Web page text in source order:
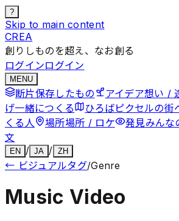
?
Skip to main content
CREA
創りしものを超え、なお創る
ログインログイン
MENU
断片保存したもの アイデア想い /
げ一緒につくる ひろばピクセルの街
くる人
場所場所 / ロケ 発見みんな
文
EN / JA / ZH
← ビジュアルタグ/Genre
Music Video